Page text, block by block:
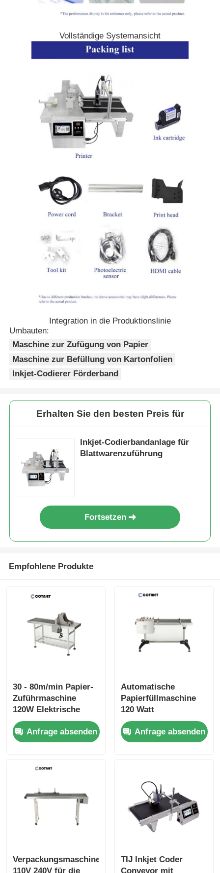
Vollständige Systemansicht
Integration in die Produktionslinie
Umbauten:
Maschine zur Zufügung von Papier
Maschine zur Befüllung von Kartonfolien
Inkjet-Codierer Förderband
Erhalten Sie den besten Preis für
Inkjet-Codierbandanlage für
Blattwarenzuführung
Fortsetzen
Empfohlene Produkte
30 - 80m/min Papier-
Zuführmaschine
120W Elektrische
Reibungs-
Paginierungsmaschine
Anfrage absenden
Automatische
Papierfüllmaschine
120 Watt
Kartonblattfüllmaschine
Anfrage absenden
Verpackungsmaschine
110V 240V für die
TIJ Inkjet Coder
Conveyor mit